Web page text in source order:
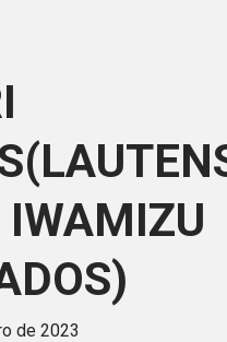
IWAMIZU
de 2023